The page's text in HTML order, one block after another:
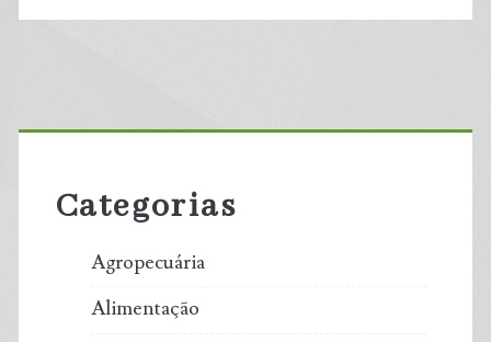
Primary
Sidebar
Categorias
Agropecuária
Alimentação